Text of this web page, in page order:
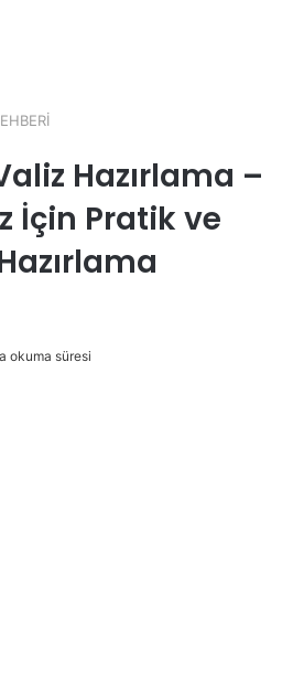
Hazırlama –
İçin Pratik ve
okuma süresi